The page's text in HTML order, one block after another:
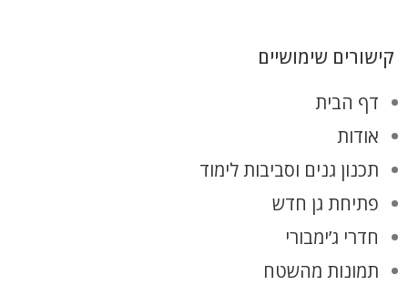
קישורים שימושיים
דף הבית
אודות
תכנון גנים וסביבות לימוד
פתיחת גן חדש
חדרי ג’ימבורי
תמונות מהשטח